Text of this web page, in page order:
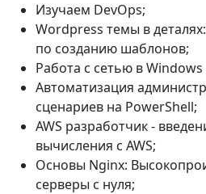
Изучаем DevOps;
Wordpress темы в
по созданию шаблонов;
Работа с сетью в
Автоматизация
сценариев на PowerShell;
AWS разработчик -
вычисления с AWS;
Основы Nginx:
серверы с нуля;